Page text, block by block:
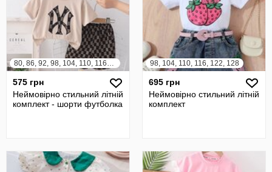
80, 86, 92, 98, 104, 110, 116, 122
575 грн
Неймовірно стильний літній
комплект - шорти футболка
98, 104, 110, 116, 122, 128
695 грн
Неймовірно стильний літній
комплект